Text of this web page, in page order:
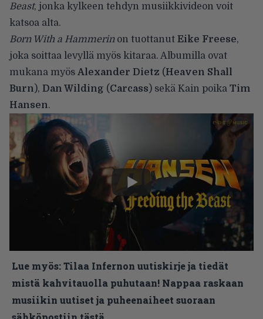
Beast, jonka kylkeen tehdyn musiikkivideon voit
katsoa alta.
Born With a Hammerinon tuottanut Eike Freese,
joka soittaa levyllä myös kitaraa. Albumilla ovat
mukana myös Alexander Dietz (Heaven Shall
Burn), Dan Wilding (Carcass) sekä Kain poika Tim
Hansen.
Lue myös:Tilaa Infernon uutiskirje ja tiedät
mistä kahvitauolla puhutaan! Nappaa raskaan
musiikin uutiset ja puheenaiheet suoraan